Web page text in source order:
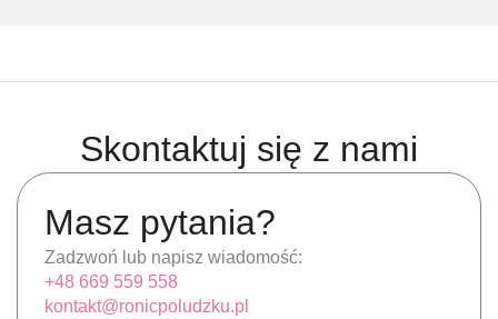
Skontaktuj się z nami
Masz pytania?
Zadzwoń lub napisz wiadomość:
+48 669 559 558
kontakt@ronicpoludzku.pl